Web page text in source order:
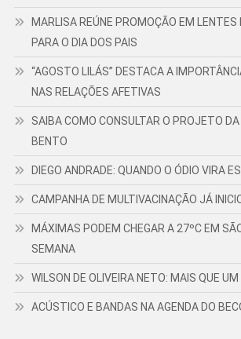
MARLISA REÚNE PROMOÇÃO EM
PARA O DIA DOS PAIS
“AGOSTO LILÁS” DESTACA A
NAS RELAÇÕES AFETIVAS
SAIBA COMO CONSULTAR O PROJETO
BENTO
DIEGO ANDRADE: QUANDO O ÓDIO VIRA
CAMPANHA DE MULTIVACINAÇÃO JÁ
MÁXIMAS PODEM CHEGAR A 27ºC EM
SEMANA
WILSON DE OLIVEIRA NETO: MAIS QUE
ACÚSTICO E BANDAS NA AGENDA DO